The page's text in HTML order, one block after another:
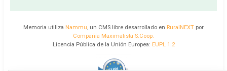
Memoria utiliza Nammu, un CMS libre desarrollado en RuralNEXT por
Compañía Maximalista S.Coop.
Licencia Pública de la Unión Europea: EUPL 1.2